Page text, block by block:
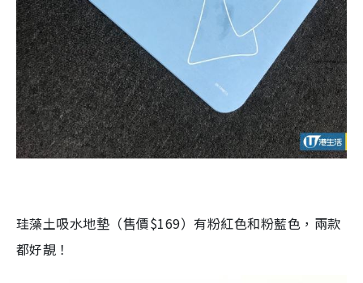
珪藻土吸水地墊（售價$169）有粉紅色和粉藍色，兩款
都好靚！